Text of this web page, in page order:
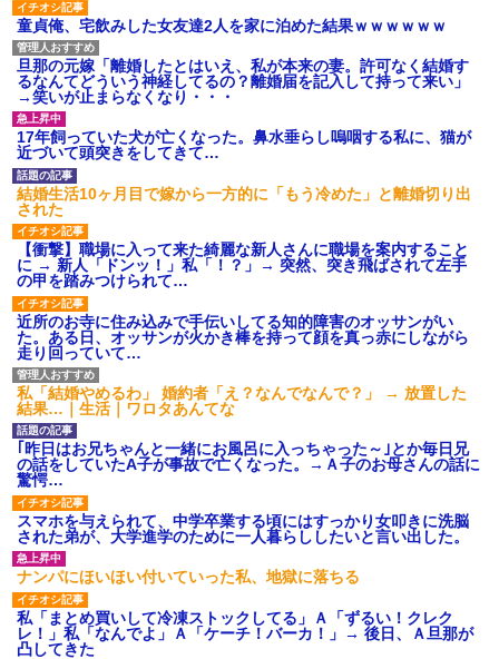
数年後、復讐のチャンスがや...
ハードオフに売っていた4万
4000円のフィギュアがヤバすぎ
るｗｗｗｗｗｗ「こんな高い
の？ｗｗ」「逆に超安い」
私「ちょっと、人の家の金庫
触らないでよ！」キチママ『そ
こに金庫があったから、開けて
みようとしただけ☆』義兄「泥
は出てけ！二度と来るな！」結
果・・・
私「初めて飲む味だけどなん
のお茶？」彼「ちっ！」私「」
【GIF】JSのカンチョーワロ
タ
後続車にクラクションを鳴ら
され彼氏が逆切れ。「何クラク
ション鳴らしてんだ！降りてこ
いよ！」と怒鳴りだし...
【衝撃】報酬100万円超の治験
募集がこちらｗｗｗｗｗ(※画像
あり)
【ネット騒然】惨殺されたタ
ワマン頂き女子のこの動画、す
げえええええｗｗｗｗｗｗｗｗ
ｗｗｗ
【愕然】白のクラウン俺氏、
高速道路左車線を制限速度で走
った結果wwwwwwwwwwww
百年の恋12-899 食べた量を
張り合ってくる
【悲報】佐藤輝明・・・２軍
でも盛大にやらかす←あまり悲
しませないでくれ
童貞俺、宅飲みした女友達2人を家に泊めた結果ｗｗｗｗｗｗ
旦那の元嫁「離婚したとはいえ、私が本来の妻。許可なく結婚す
るなんてどういう神経してるの？離婚届を記入して持って来い」
→笑いが止まらなくなり・・・
17年飼っていた犬が亡くなった。鼻水垂らし嗚咽する私に、猫が
近づいて頭突きをしてきて…
結婚生活10ヶ月目で嫁から一方的に「もう冷めた」と離婚切り出
された
【衝撃】職場に入って来た綺麗な新人さんに職場を案内すること
に → 新人「ドンッ！」私「！？」→ 突然、突き飛ばされて左手
の甲を踏みつけられて…
近所のお寺に住み込みで手伝いしてる知的障害のオッサンがい
た。ある日、オッサンが火かき棒を持って顔を真っ赤にしながら
走り回っていて…
私「結婚やめるわ」 婚約者「え？なんでなんで？」 → 放置した
結果…｜生活｜ワロタあんてな
｢昨日はお兄ちゃんと一緒にお風呂に入っちゃった～｣とか毎日兄
の話をしていたA子が事故で亡くなった。→Ａ子のお母さんの話に
驚愕…
スマホを与えられて、中学卒業する頃にはすっかり女叩きに洗脳
された弟が、大学進学のために一人暮らししたいと言い出した。
ナンパにほいほい付いていった私、地獄に落ちる
私「まとめ買いして冷凍ストックしてる」Ａ「ずるい！クレク
レ！」私「なんでよ」Ａ「ケーチ！バーカ！」→ 後日、Ａ旦那が
凸してきた